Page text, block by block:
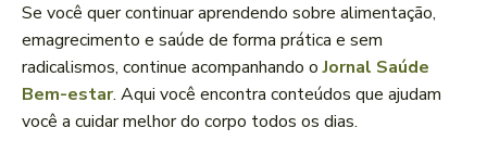
Se você quer continuar aprendendo sobre alimentação,
emagrecimento e saúde de forma prática e sem
radicalismos, continue acompanhando o Jornal Saúde
Bem-estar. Aqui você encontra conteúdos que ajudam
você a cuidar melhor do corpo todos os dias.